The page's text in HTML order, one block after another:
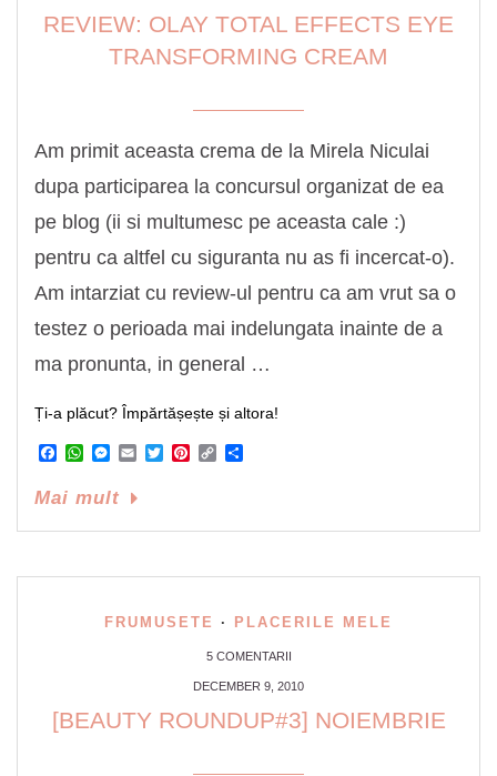
REVIEW: OLAY TOTAL EFFECTS EYE
TRANSFORMING CREAM
Am primit aceasta crema de la Mirela Niculai
dupa participarea la concursul organizat de ea
pe blog (ii si multumesc pe aceasta cale :)
pentru ca altfel cu siguranta nu as fi incercat-o).
Am intarziat cu review-ul pentru ca am vrut sa o
testez o perioada mai indelungata inainte de a
ma pronunta, in general …
Ți-a plăcut? Împărtășește și altora!
Facebook
WhatsApp
Messenger
EmailTwitterPinterest
Copy
Mai mult
FRUMUSETE · PLACERILE MELE
5 COMENTARII
DECEMBER 9, 2010
[BEAUTY ROUNDUP#3] NOIEMBRIE